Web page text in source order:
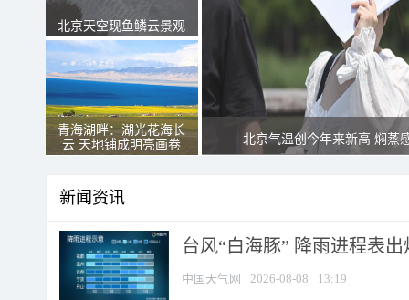
北京天空现鱼鳞云景观
青海湖畔：湖光花海长
云 天地铺成明亮画卷
北京气温创今年来新高 焖蒸
新闻资讯
台风“白海豚” 降雨进程表
中国天气网 2026-08-08 13:19